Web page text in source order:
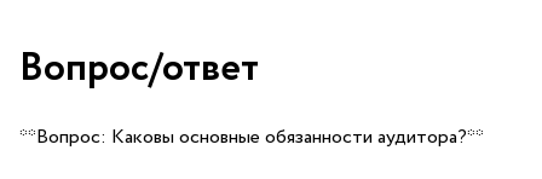
Вопрос/ответ
**Вопрос: Каковы основные⁢ обязанности аудитора?**